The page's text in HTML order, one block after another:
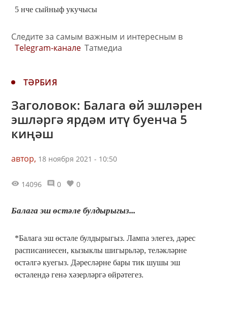
5 нче сыйныф укучысы
Следите за самым важным и интересным в
Telegram-канале Татмедиа
ТӘРБИЯ
Заголовок: Балага өй эшләрен
эшләргә ярдәм итү буенча 5
киңәш
автор, 18 ноября 2021 - 10:50
14096 0 0
Балага эш өстәле булдырыгыз...
*Балага эш өстәле булдырыгыз. Лампа элегез, дәрес
расписаниесен, кызыклы шигырьләр, теләкләрне
өстәлгә куегыз. Дәресләрне бары тик шушы эш
өстәлендә генә хәзерләргә өйрәтегез.